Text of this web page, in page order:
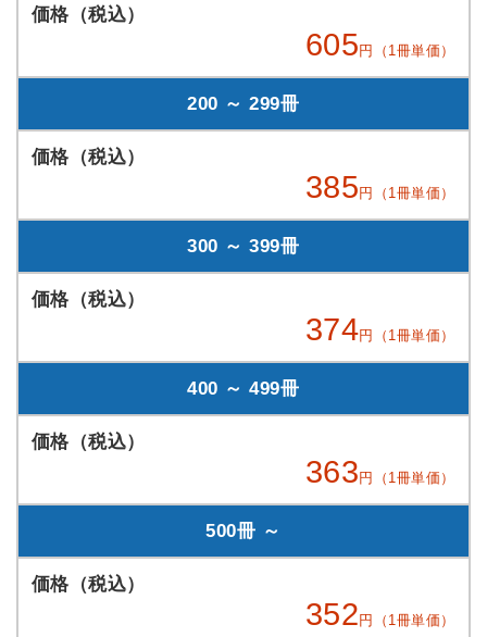
605 円（1冊単価）
200 ～ 299冊
385 円（1冊単価）
300 ～ 399冊
374円（1冊単価）
400 ～ 499冊
363 円（1冊単価）
500冊 ～
352 円（1冊単価）